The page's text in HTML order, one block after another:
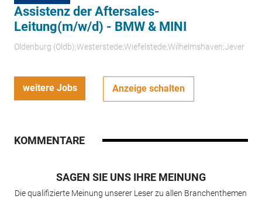
Assistenz der Aftersales-
Leitung(m/w/d) - BMW & MINI
Oldenburg (Oldb);Westerstede;Wiefelstede;Wilhelmshaven;Jever
weitere Jobs Anzeige schalten
KOMMENTARE
SAGEN SIE UNS IHRE MEINUNG
Die qualifizierte Meinung unserer Leser zu allen Branchenthemen